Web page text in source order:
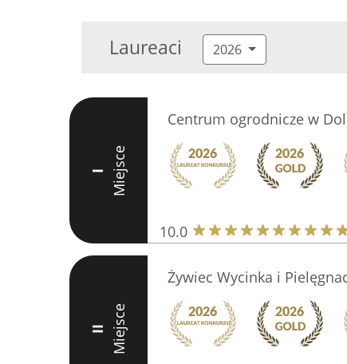
Laureaci 2026
I Miejsce
Centrum ogrodnicze w
10.0
II Miejsce
Żywiec Wycinka i